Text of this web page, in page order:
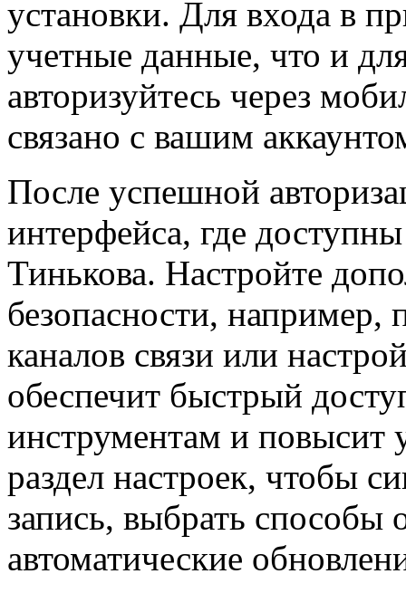
установки. Для входа в
учетные данные, что и
авторизуйтесь через
связано с вашим
После успешной
интерфейса, где
Тинькова. Настройте
безопасности, например,
каналов связи или
обеспечит быстрый
инструментам и повысит
раздел настроек, чтобы
запись, выбрать способы
автоматические